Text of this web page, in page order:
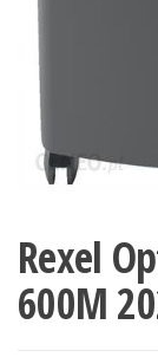
Rexel
600M